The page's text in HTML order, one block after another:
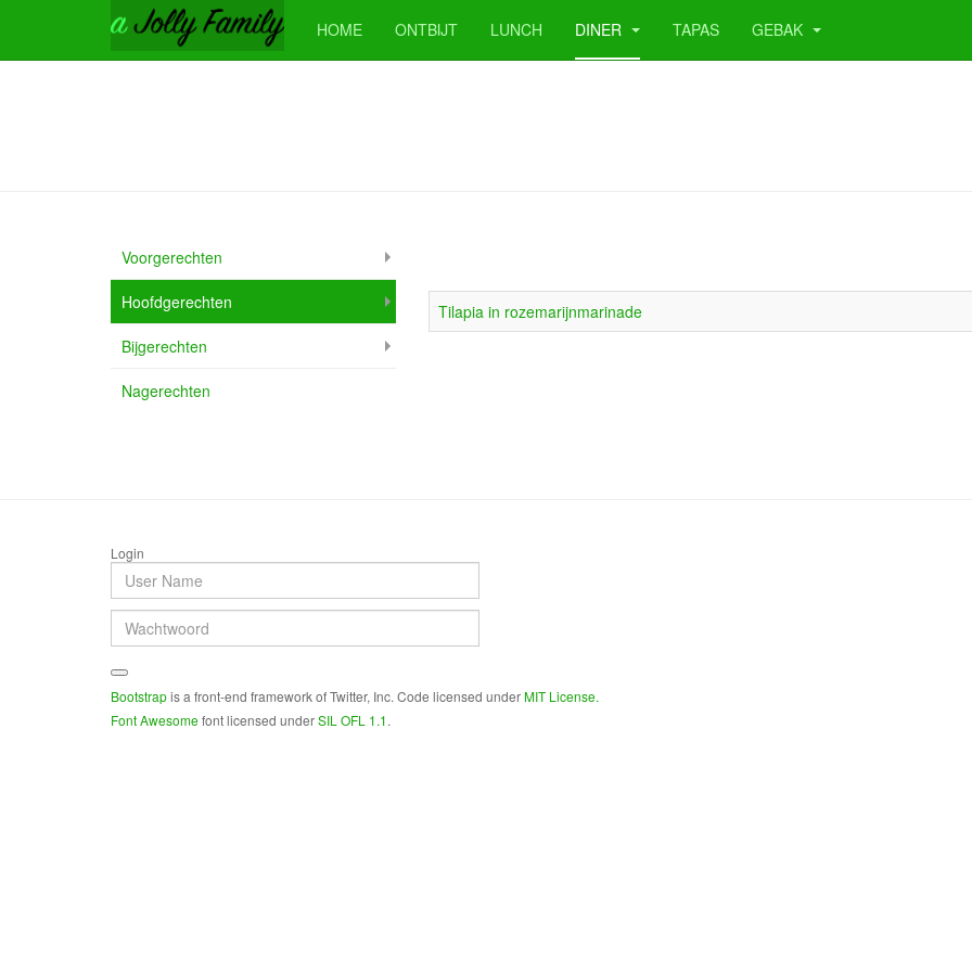
HOME ONTBIJT LUNCH DINER TAPAS GEBAK
Ti­la­pia in ro­ze­ma­rijn­ma­ri­na­de
Voorgerechten
Hoofdgerechten
Bijgerechten
Nagerechten
Login
Bootstrapis a front-end framework of Twitter, Inc. Code licensed underMIT License.
Font Awesomefont licensed underSIL OFL 1.1.